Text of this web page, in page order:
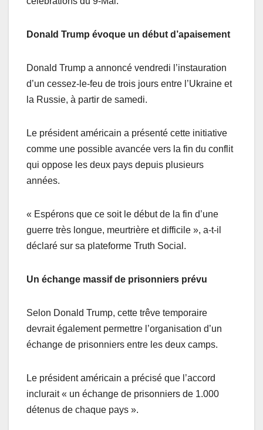
Donald Trump évoque un début d’apaisement
Donald Trump a annoncé vendredi l’instauration
d’un cessez-le-feu de trois jours entre l’Ukraine et
la Russie, à partir de samedi.
Le président américain a présenté cette initiative
comme une possible avancée vers la fin du conflit
qui oppose les deux pays depuis plusieurs
années.
« Espérons que ce soit le début de la fin d’une
guerre très longue, meurtrière et difficile », a-t-il
déclaré sur sa plateforme Truth Social.
Un échange massif de prisonniers prévu
Selon Donald Trump, cette trêve temporaire
devrait également permettre l’organisation d’un
échange de prisonniers entre les deux camps.
Le président américain a précisé que l’accord
inclurait « un échange de prisonniers de 1.000
détenus de chaque pays ».